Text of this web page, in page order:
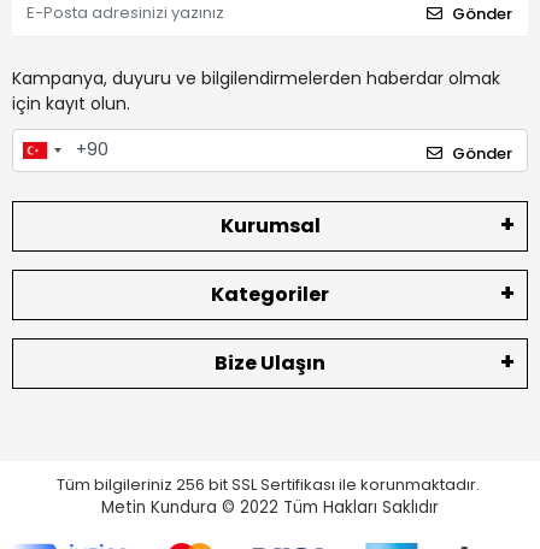
Gönder
Kampanya, duyuru ve bilgilendirmelerden haberdar olmak
için kayıt olun.
Gönder
Kurumsal
Kategoriler
Bize Ulaşın
Tüm bilgileriniz 256 bit SSL Sertifikası ile korunmaktadır.
Metin Kundura © 2022 Tüm Hakları Saklıdır